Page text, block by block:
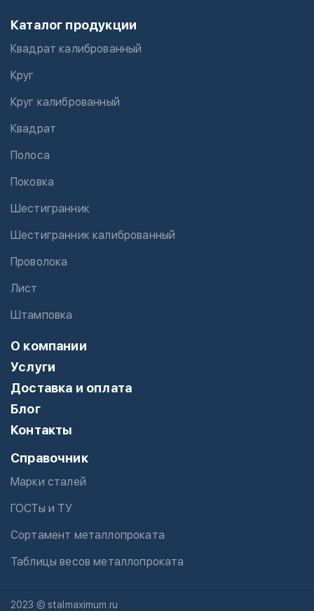
Каталог продукции
Квадрат калиброванный
Круг
Круг калиброванный
Квадрат
Полоса
Поковка
Шестигранник
Шестигранник калиброванный
Проволока
Лист
Штамповка
О компании
Услуги
Доставка и оплата
Блог
Контакты
Справочник
Марки сталей
ГОСТы и ТУ
Сортамент металлопроката
Таблицы весов металлопроката
2023 © stalmaximum.ru